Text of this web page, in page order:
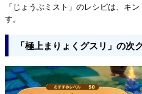
「じょうぶミスト」のレシピは、キ
す。
「極上まりょくグスリ」の次